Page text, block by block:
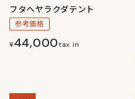
フタヘヤラクダテント
参考価格
¥44,000tax in